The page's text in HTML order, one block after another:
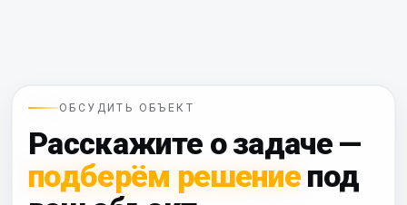
ОБСУДИТЬ ОБЪЕКТ
Расскажите о задаче —
подберём решение под